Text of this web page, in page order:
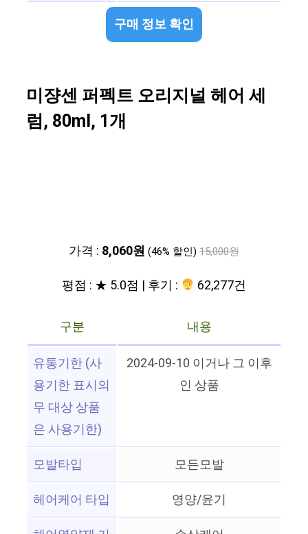
구매 정보 확인
미쟝센 퍼펙트 오리지널 헤어 세
럼, 80ml, 1개
가격 : 8,060원 (46% 할인) 15,000원
평점 : ★ 5.0점 | 후기 : 62,277건
구분
내용
유통기한 (사
용기한 표시의
무 대상 상품
은 사용기한)
2024-09-10 이거나 그 이후
인 상품
모발타입
모든모발
헤어케어 타입
영양/윤기